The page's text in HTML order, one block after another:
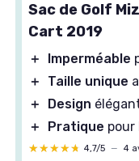
Sac de Golf
Cart 2019
＋ Imperméable
＋
Taille unique
＋
Design
＋
Pratique pour
★★★★★
★★★★★ 4,7/5 — 4